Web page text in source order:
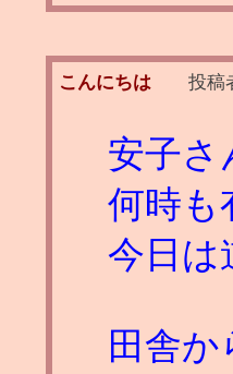
こんにちは 投稿
安子さ
何時も
今日は
田舎